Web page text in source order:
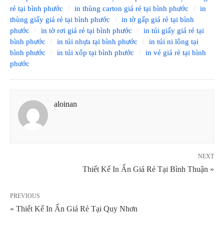
rẻ tại bình phước
in thùng carton giá rẻ tại bình phước
in
thùng giấy giá rẻ tại bình phước
in tờ gấp giá rẻ tại bình
phước
in tờ rơi giá rẻ tại bình phước
in túi giấy giá rẻ tại
bình phước
in túi nhựa tại bình phước
in túi ni lông tại
bình phước
in túi xốp tại bình phước
in vé giá rẻ tại bình
phước
aloinan
NEXT
Thiết Kế In Ấn Giá Rẻ Tại Bình Thuận »
PREVIOUS
« Thiết Kế In Ấn Giá Rẻ Tại Quy Nhơn